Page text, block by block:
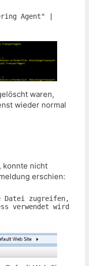
Agent" |
waren,
wieder normal
konnte nicht
erschien:
Datei zugreifen,
verwendet wird